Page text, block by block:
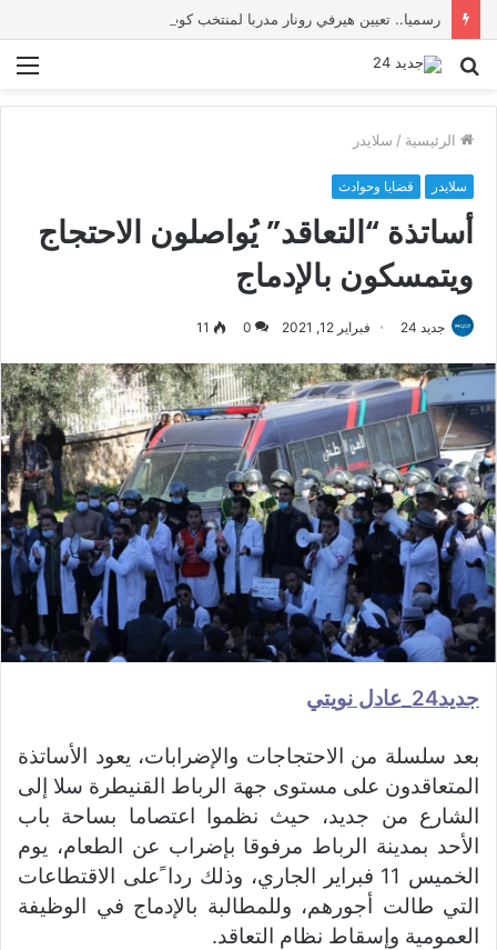
رسميا.. تعيين هيرفي رونار مدربا لمنتخب كوت ديفوار
بحث
الرئيسية / سلايدر
سلايدر قضايا وحوادث
أساتذة “التعاقد” يُواصلون الاحتجاج
ويتمسكون بالإدماج
جديد 24 فبراير 12, 2021 0
11
جديد24_عادل نويتي
بعد سلسلة من الاحتجاجات والإضرابات، يعود الأساتذة
المتعاقدون على مستوى جهة الرباط القنيطرة سلا إلى
الشارع من جديد، حيث نظموا اعتصاما بساحة باب
الأحد بمدينة الرباط مرفوقا بإضراب عن الطعام، يوم
الخميس 11 فبراير الجاري، وذلك ردا ًعلى الاقتطاعات
التي طالت أجورهم، وللمطالبة بالإدماج في الوظيفة
العمومية وإسقاط نظام التعاقد.